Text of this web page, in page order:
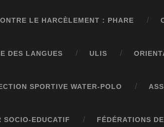
LE HARCÈLEMENT : PHARE
DES LANGUES ULIS
SPORTIVE WATER-POLO
SOCIO-EDUCATIF FÉDÉRATIONS